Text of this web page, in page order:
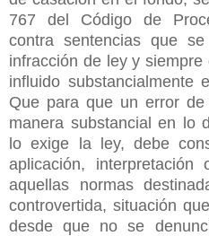
767 del Código de
contra sentencias que
infracción de ley y
influido substancialmente
Que para que un error
manera substancial en lo
lo exige la ley, debe
aplicación,
aquellas normas
controvertida, situación
desde que no se